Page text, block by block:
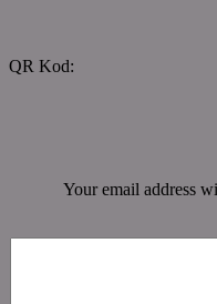
QR Kod:
Your email address